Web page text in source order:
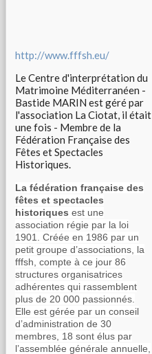
http://www.fffsh.eu/
Le Centre d'interprétation du
Matrimoine Méditerranéen -
Bastide MARIN est géré par
l'association La Ciotat, il était
une fois - Membre de la
Fédération Française des
Fêtes et Spectacles
Historiques.
La fédération française des
fêtes et spectacles
historiques est une
association régie par la loi
1901. Créée en 1986 par un
petit groupe d’associations, la
fffsh, compte à ce jour 86
structures organisatrices
adhérentes qui rassemblent
plus de 20 000 passionnés.
Elle est gérée par un conseil
d’administration de 30
membres, 18 sont élus par
l’assemblée générale annuelle,